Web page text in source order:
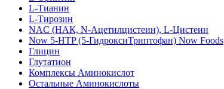
L-Тианин
L-Тирозин
NAC (НАК, N-Ацетилцистеин), L-Цистеин
Now 5-HTP (5-ГидроксиТриптофан) Now Foods
Глицин
Глутатион
Комплексы Аминокислот
Остальные Аминокислоты